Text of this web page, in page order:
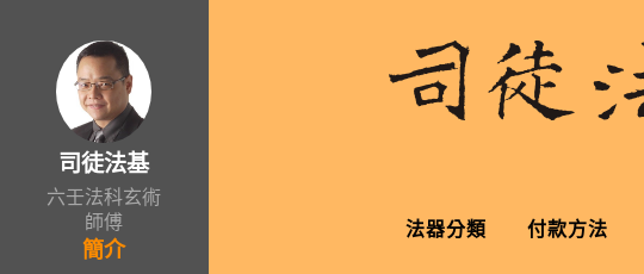
司徒法基
六壬法科玄術
師傅
簡介
法器分類 付款方法